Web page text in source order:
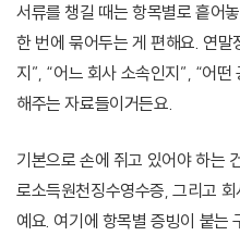
서류를 챙길 때는 항목별로 흩어
한 번에 묶어두는 게 편해요. 연
지”, “어느 회사 소속인지”, “어
해주는 자료들이거든요.
기본으로 손에 쥐고 있어야 하는
로소득원천징수영수증, 그리고
예요. 여기에 항목별 증빙이 붙는